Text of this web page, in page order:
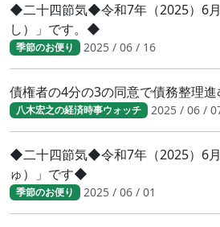
◆二十四節気◆令和7年（2025）6
し）」です。◆
季節のお便り 2025 / 06 / 16
債権者の4分の3の同意で債務整理進
八木宏之の経済時事ウォッチ 2025 / 06 /
◆二十四節気◆令和7年（2025）6
ゅ）」です◆
季節のお便り 2025 / 06 / 01